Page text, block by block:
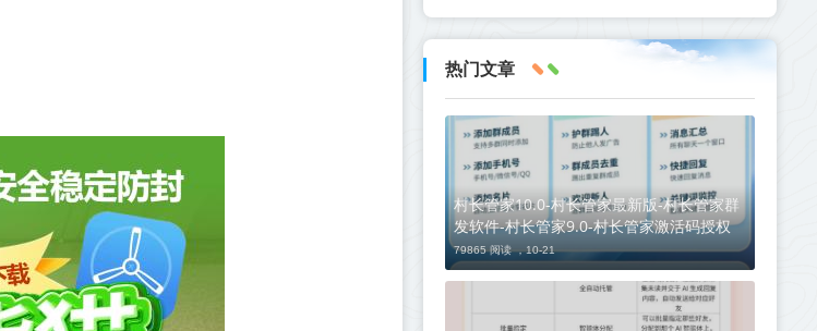
热门文章
村长管家10.0-村长管家最新版-村长管家群
发软件-村长管家9.0-村长管家激活码授权
79865 阅读 ，10-21